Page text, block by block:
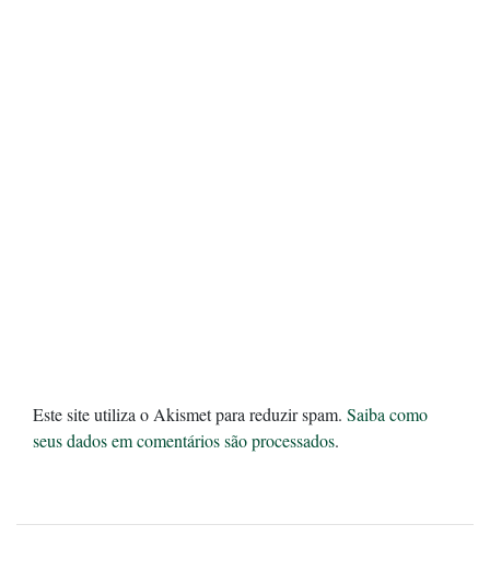
Este site utiliza o Akismet para reduzir spam. Saiba como
seus dados em comentários são processados.